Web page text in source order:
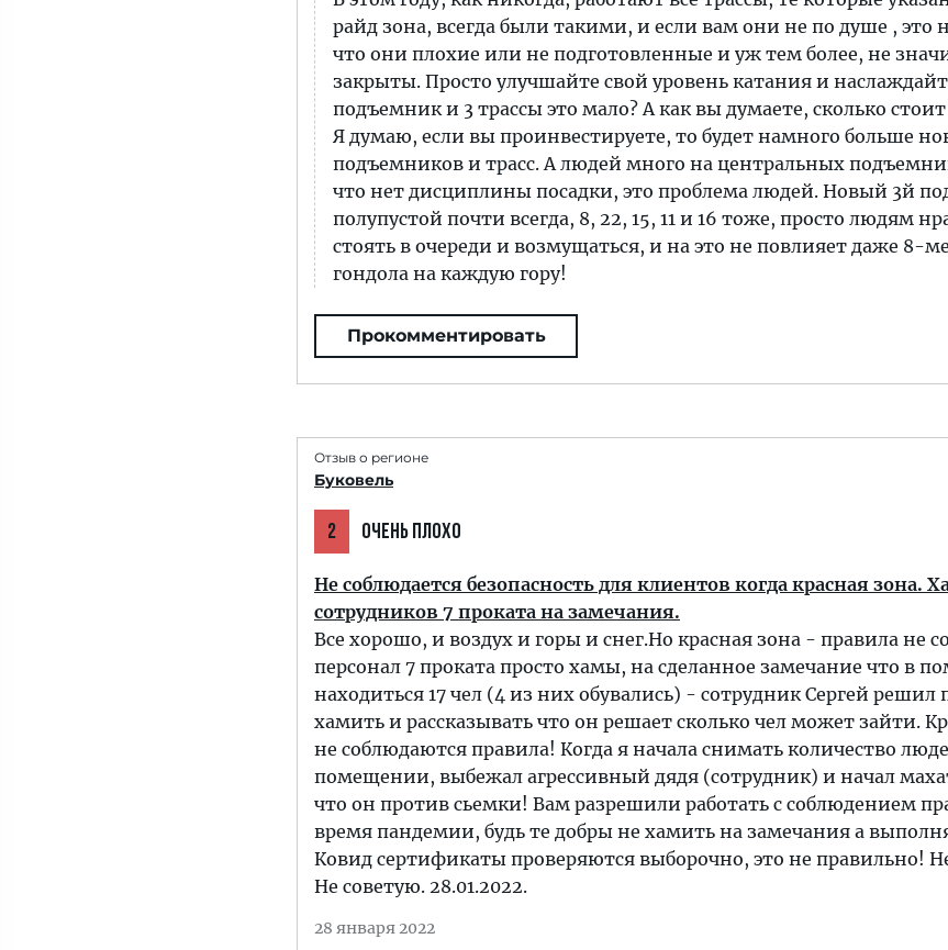
райд зона, всегда были такими, и если вам они не по душе , это
что они плохие или не подготовленные и уж тем более, не
закрыты. Просто улучшайте свой уровень катания и
подъемник и 3 трассы это мало? А как вы думаете, сколько стоит
Я думаю, если вы проинвестируете, то будет намного больше
подъемников и трасс. А людей много на центральных
что нет дисциплины посадки, это проблема людей. Новый 3й
полупустой почти всегда, 8, 22, 15, 11 и 16 тоже, просто людям
стоять в очереди и возмущаться, и на это не повлияет даже 8-
гондола на каждую гору!
Прокомментировать
Отзыв о регионе
Буковель
2 ОЧЕНЬ ПЛОХО
Не соблюдается безопасность для клиентов когда красная зона.
сотрудников 7 проката на замечания.
Все хорошо, и воздух и горы и снег.Но красная зона - правила не
персонал 7 проката просто хамы, на сделанное замечание что в
находиться 17 чел (4 из них обувались) - сотрудник Сергей решил
хамить и рассказывать что он решает сколько чел может зайти.
не соблюдаются правила! Когда я начала снимать количество
помещении, выбежал агрессивный дядя (сотрудник) и начал
что он против сьемки! Вам разрешили работать с соблюдением
время пандемии, будь те добры не хамить на замечания а
Ковид сертификаты проверяются выборочно, это не правильно!
Не советую. 28.01.2022.
28 января 2022